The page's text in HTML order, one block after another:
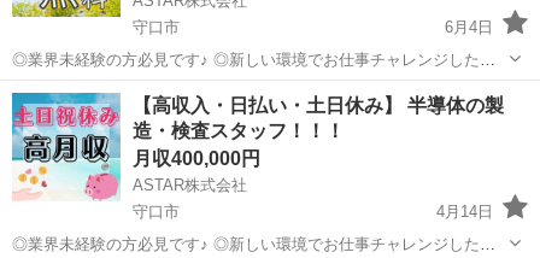
守口市
6月4日
◎業界未経験の方必見です♪ ◎新しい環境でお仕事チャレンジしたい
方♪ ◎即入社、即勤務したい方♪ ・お気軽に、ご質問やご応募お待ちし
ております ≪お仕事内容≫ スマートフォンの製造スタッフのお仕事
...
大阪 守口市 半導体 未経験
【高収入・日払い・土日休み】 半導体の製
造・検査スタッフ！！！
月収400,000円
ASTAR株式会社
守口市
4月14日
◎業界未経験の方必見です♪ ◎新しい環境でお仕事チャレンジしたい